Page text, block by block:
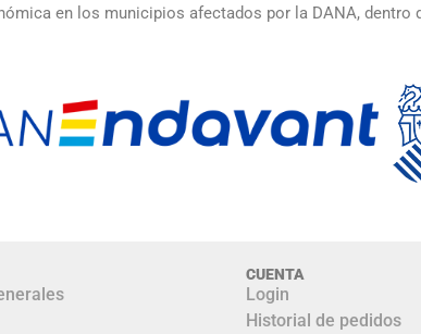
en los municipios afectados por la DANA, dentro
CUENTA
Login
Historial de pedidos